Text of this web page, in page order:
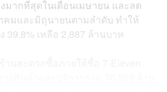
มากที่สุดในเดือนเมษายน และลด
คมและมิถุนายนตามลำดับ ทำให้
เหลือ 2,887 ล้านบาท